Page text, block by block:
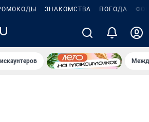
ЗНАКОМСТВА ПОГОДА